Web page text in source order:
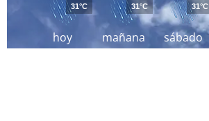
hoy
31°C
mañana
31°C
sábado
31°C